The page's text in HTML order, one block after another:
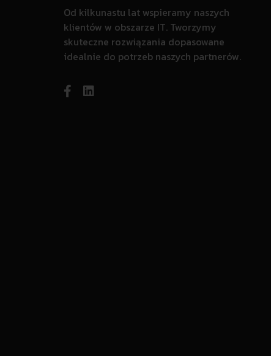
Od kilkunastu lat wspieramy naszych
klientów w obszarze IT. Tworzymy
skuteczne rozwiązania dopasowane
idealnie do potrzeb naszych partnerów.